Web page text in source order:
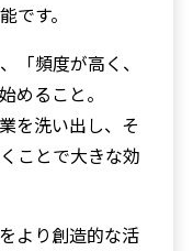
です。
「頻度が高く、
めること。
を洗い出し、そ
ことで大きな効
より創造的な活